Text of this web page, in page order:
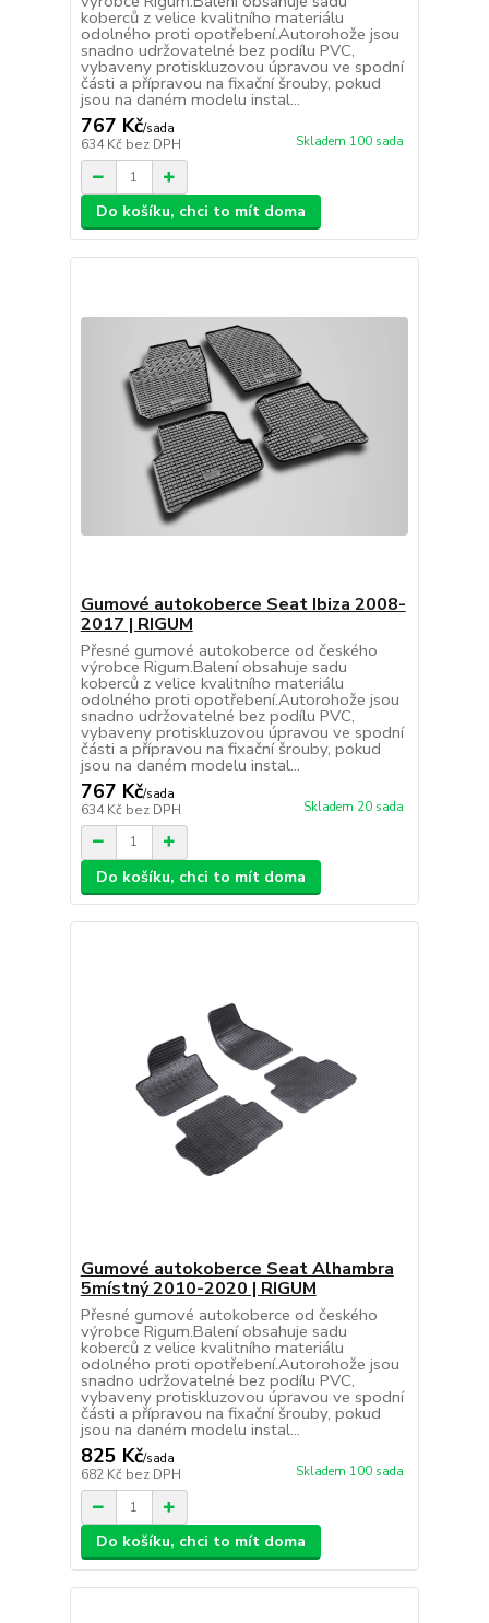
koberců z velice kvalitního materiálu
odolného proti opotřebení.Autorohože jsou
snadno udržovatelné bez podílu PVC,
vybaveny protiskluzovou úpravou ve spodní
části a přípravou na fixační šrouby, pokud
jsou na daném modelu instal...
767 Kč/sada
634 Kč bez DPH Skladem 100 sada
Do košíku, chci to mít doma
Gumové autokoberce Seat Ibiza 2008-
2017 | RIGUM
Přesné gumové autokoberce od českého
výrobce Rigum.Balení obsahuje sadu
koberců z velice kvalitního materiálu
odolného proti opotřebení.Autorohože jsou
snadno udržovatelné bez podílu PVC,
vybaveny protiskluzovou úpravou ve spodní
části a přípravou na fixační šrouby, pokud
jsou na daném modelu instal...
767 Kč/sada
634 Kč bez DPH Skladem 20 sada
Do košíku, chci to mít doma
Gumové autokoberce Seat Alhambra
5místný 2010-2020 | RIGUM
Přesné gumové autokoberce od českého
výrobce Rigum.Balení obsahuje sadu
koberců z velice kvalitního materiálu
odolného proti opotřebení.Autorohože jsou
snadno udržovatelné bez podílu PVC,
vybaveny protiskluzovou úpravou ve spodní
části a přípravou na fixační šrouby, pokud
jsou na daném modelu instal...
825 Kč/sada
682 Kč bez DPH Skladem 100 sada
Do košíku, chci to mít doma